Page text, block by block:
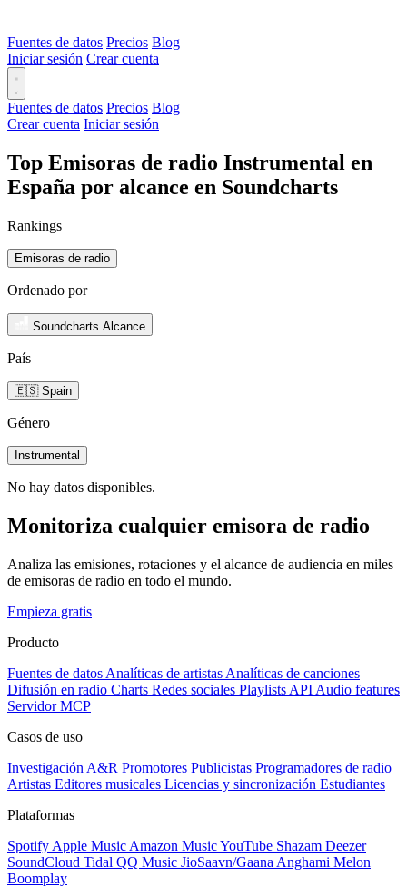
Fuentes de datos Precios Blog
Iniciar sesión Crear cuenta
Fuentes de datos Precios Blog
Crear cuenta Iniciar sesión
Top Emisoras de radio Instrumental en
España por alcance en Soundcharts
Rankings
Emisoras de radio
Ordenado por
Soundcharts Alcance
País
🇪🇸 Spain
Género
Instrumental
No hay datos disponibles.
Monitoriza cualquier emisora de radio
Analiza las emisiones, rotaciones y el alcance de audiencia en miles
de emisoras de radio en todo el mundo.
Empieza gratis
Producto
Fuentes de datos Analíticas de artistas Analíticas de canciones
Difusión en radio Charts Redes sociales Playlists API Audio features
Servidor MCP
Casos de uso
Investigación A&R Promotores Publicistas Programadores de radio
Artistas Editores musicales Licencias y sincronización Estudiantes
Plataformas
Spotify Apple Music Amazon MusicYouTube Shazam Deezer
SoundCloud Tidal QQ Music JioSaavn/Gaana Anghami Melon
Boomplay